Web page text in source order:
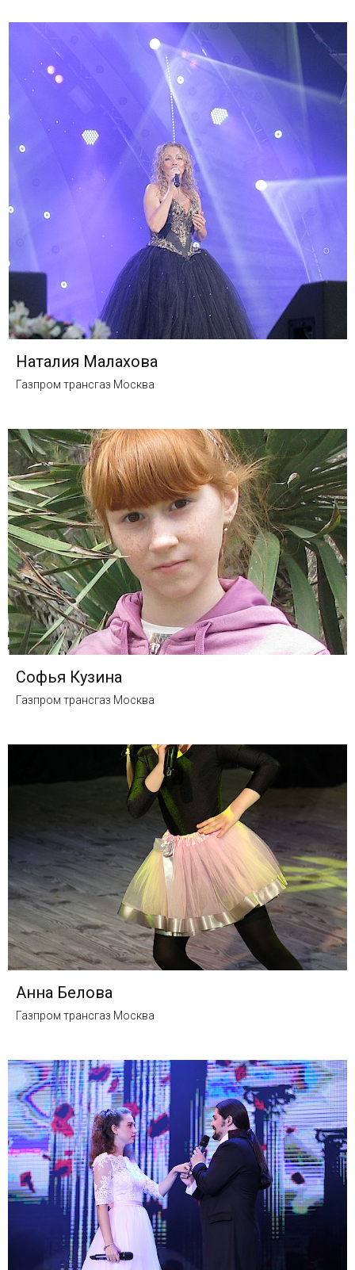
Наталия Малахова
Газпром трансгаз Москва
Софья Кузина
Газпром трансгаз Москва
Анна Белова
Газпром трансгаз Москва